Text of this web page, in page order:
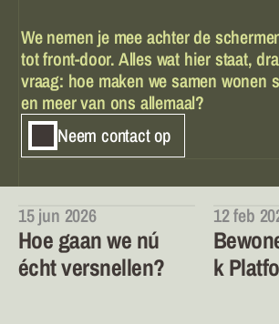
We nemen je mee achter de
tot front-door. Alles wat hier staat,
vraag: hoe maken we samen wonen
en meer van ons allemaal?
Neem contact op
15 jun 2026
Hoe gaan we nú
écht versnellen?
12 feb
k